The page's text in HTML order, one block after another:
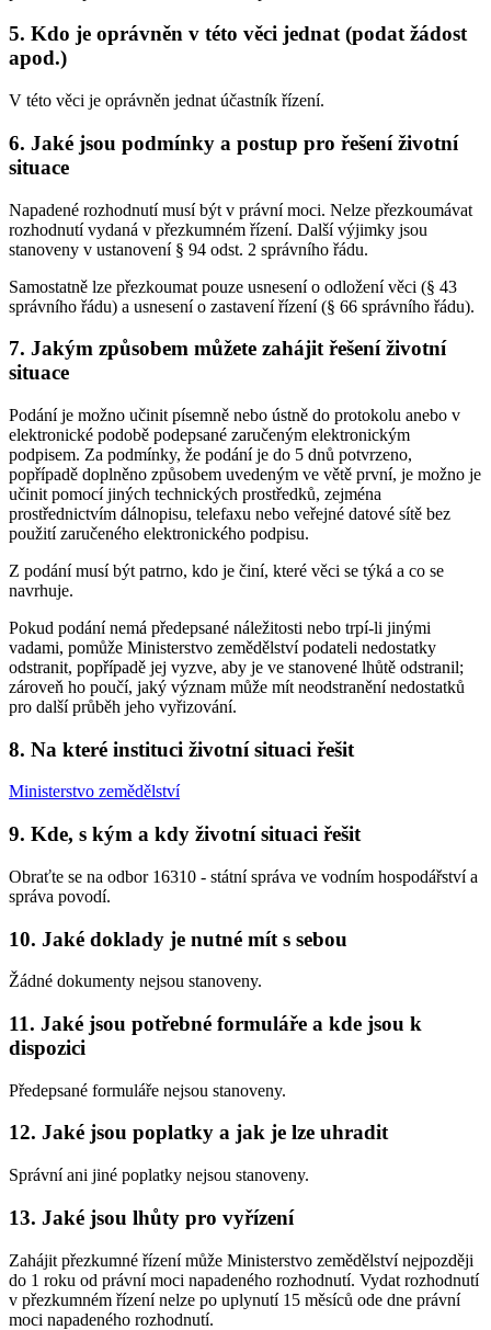
5. Kdo je oprávněn v této věci jednat (podat žádost
apod.)
V této věci je oprávněn jednat účastník řízení.
6. Jaké jsou podmínky a postup pro řešení životní
situace
Napadené rozhodnutí musí být v právní moci. Nelze přezkoumávat
rozhodnutí vydaná v přezkumném řízení. Další výjimky jsou
stanoveny v ustanovení § 94 odst. 2 správního řádu.
Samostatně lze přezkoumat pouze usnesení o odložení věci (§ 43
správního řádu) a usnesení o zastavení řízení (§ 66 správního řádu).
7. Jakým způsobem můžete zahájit řešení životní
situace
Podání je možno učinit písemně nebo ústně do protokolu anebo v
elektronické podobě podepsané zaručeným elektronickým
podpisem. Za podmínky, že podání je do 5 dnů potvrzeno,
popřípadě doplněno způsobem uvedeným ve větě první, je možno je
učinit pomocí jiných technických prostředků, zejména
prostřednictvím dálnopisu, telefaxu nebo veřejné datové sítě bez
použití zaručeného elektronického podpisu.
Z podání musí být patrno, kdo je činí, které věci se týká a co se
navrhuje.
Pokud podání nemá předepsané náležitosti nebo trpí-li jinými
vadami, pomůže Ministerstvo zemědělství podateli nedostatky
odstranit, popřípadě jej vyzve, aby je ve stanovené lhůtě odstranil;
zároveň ho poučí, jaký význam může mít neodstranění nedostatků
pro další průběh jeho vyřizování.
8. Na které instituci životní situaci řešit
Ministerstvo zemědělství
9. Kde, s kým a kdy životní situaci řešit
Obraťte se na odbor 16310 - státní správa ve vodním hospodářství a
správa povodí.
10. Jaké doklady je nutné mít s sebou
Žádné dokumenty nejsou stanoveny.
11. Jaké jsou potřebné formuláře a kde jsou k
dispozici
Předepsané formuláře nejsou stanoveny.
12. Jaké jsou poplatky a jak je lze uhradit
Správní ani jiné poplatky nejsou stanoveny.
13. Jaké jsou lhůty pro vyřízení
Zahájit přezkumné řízení může Ministerstvo zemědělství nejpozději
do 1 roku od právní moci napadeného rozhodnutí. Vydat rozhodnutí
v přezkumném řízení nelze po uplynutí 15 měsíců ode dne právní
moci napadeného rozhodnutí.